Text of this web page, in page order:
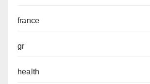
france
gr
health